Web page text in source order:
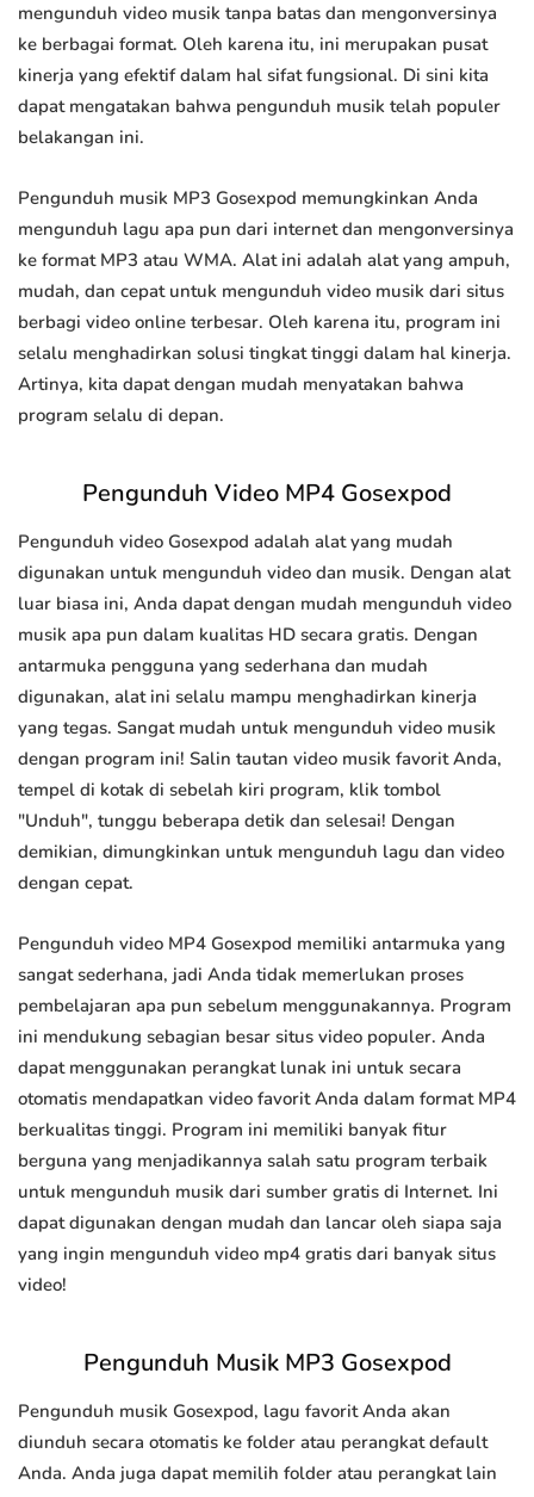
mengunduh video musik tanpa batas dan mengonversinya
ke berbagai format. Oleh karena itu, ini merupakan pusat
kinerja yang efektif dalam hal sifat fungsional. Di sini kita
dapat mengatakan bahwa pengunduh musik telah populer
belakangan ini.
Pengunduh musik MP3 Gosexpod memungkinkan Anda
mengunduh lagu apa pun dari internet dan mengonversinya
ke format MP3 atau WMA. Alat ini adalah alat yang ampuh,
mudah, dan cepat untuk mengunduh video musik dari situs
berbagi video online terbesar. Oleh karena itu, program ini
selalu menghadirkan solusi tingkat tinggi dalam hal kinerja.
Artinya, kita dapat dengan mudah menyatakan bahwa
program selalu di depan.
Pengunduh Video MP4 Gosexpod
Pengunduh video Gosexpod adalah alat yang mudah
digunakan untuk mengunduh video dan musik. Dengan alat
luar biasa ini, Anda dapat dengan mudah mengunduh video
musik apa pun dalam kualitas HD secara gratis. Dengan
antarmuka pengguna yang sederhana dan mudah
digunakan, alat ini selalu mampu menghadirkan kinerja
yang tegas. Sangat mudah untuk mengunduh video musik
dengan program ini! Salin tautan video musik favorit Anda,
tempel di kotak di sebelah kiri program, klik tombol
"Unduh", tunggu beberapa detik dan selesai! Dengan
demikian, dimungkinkan untuk mengunduh lagu dan video
dengan cepat.
Pengunduh video MP4 Gosexpod memiliki antarmuka yang
sangat sederhana, jadi Anda tidak memerlukan proses
pembelajaran apa pun sebelum menggunakannya. Program
ini mendukung sebagian besar situs video populer. Anda
dapat menggunakan perangkat lunak ini untuk secara
otomatis mendapatkan video favorit Anda dalam format MP4
berkualitas tinggi. Program ini memiliki banyak fitur
berguna yang menjadikannya salah satu program terbaik
untuk mengunduh musik dari sumber gratis di Internet. Ini
dapat digunakan dengan mudah dan lancar oleh siapa saja
yang ingin mengunduh video mp4 gratis dari banyak situs
video!
Pengunduh Musik MP3 Gosexpod
Pengunduh musik Gosexpod, lagu favorit Anda akan
diunduh secara otomatis ke folder atau perangkat default
Anda. Anda juga dapat memilih folder atau perangkat lain